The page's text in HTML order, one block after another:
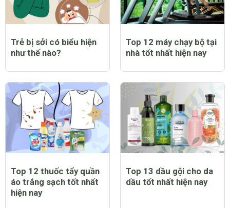
Trẻ bị sởi có biểu hiện
như thế nào?
Top 12 máy chạy bộ tại
nhà tốt nhất hiện nay
Top 12 thuốc tẩy quần
áo trắng sạch tốt nhất
hiện nay
Top 13 dầu gội cho da
dầu tốt nhất hiện nay